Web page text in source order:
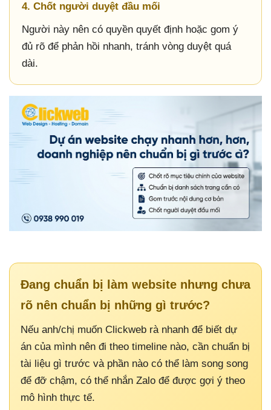
4. Chốt người duyệt đầu mối
Người này nên có quyền quyết định hoặc gom ý
đủ rõ để phản hồi nhanh, tránh vòng duyệt quá
dài.
Đang chuẩn bị làm website nhưng chưa
rõ nên chuẩn bị những gì trước?
Nếu anh/chị muốn Clickweb rà nhanh để biết dự
án của mình nên đi theo timeline nào, cần chuẩn bị
tài liệu gì trước và phần nào có thể làm song song
để đỡ chậm, có thể nhắn Zalo để được gợi ý theo
mô hình thực tế.